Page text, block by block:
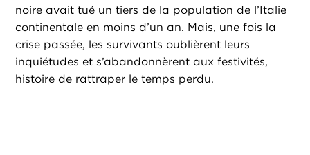
noire avait tué un tiers de la population de l’Italie
continentale en moins d’un an. Mais, une fois la
crise passée, les survivants oublièrent leurs
inquiétudes et s’abandonnèrent aux festivités,
histoire de rattraper le temps perdu.